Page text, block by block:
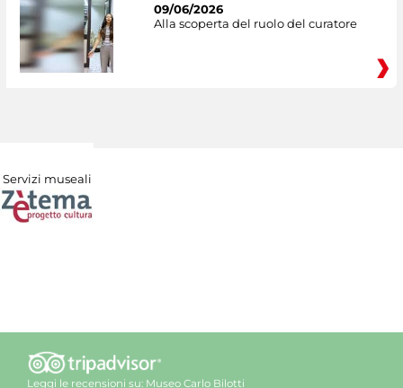
09/06/2026
Alla scoperta del ruolo del curatore
Servizi museali
Leggi le recensioni su: Museo Carlo Bilotti